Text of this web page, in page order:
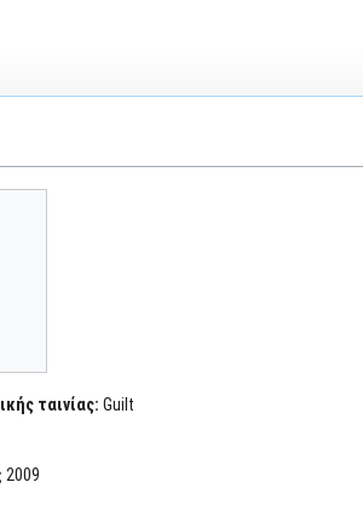
ταινίας: Guilt
2009